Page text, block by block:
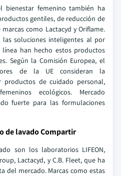
bienestar femenino también ha
gentiles, de reducción de
como Lactacyd y Oriflame.
las soluciones inteligentes al por
han hecho estos productos
Según la Comisión Europea, el
de la UE consideran la
productos de cuidado personal,
ecológicos. Mercado
fuerte para las formulaciones
de lavado Compartir
son los laboratorios LIFEON,
Lactacyd, y C.B. Fleet, que ha
del mercado. Marcas como estas